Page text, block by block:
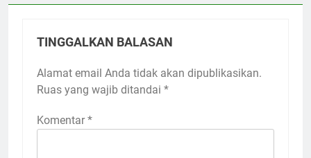
TINGGALKAN BALASAN
Alamat email Anda tidak akan dipublikasikan.
Ruas yang wajib ditandai *
Komentar *